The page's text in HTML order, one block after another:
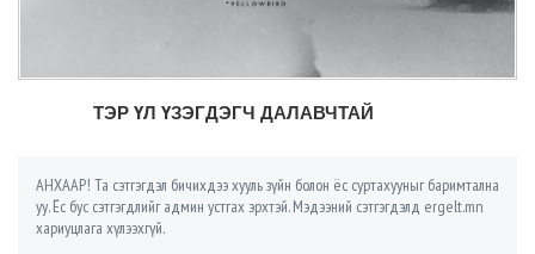
ТЭР ҮЛ ҮЗЭГДЭГЧ ДАЛАВЧТАЙ
АНХААР! Та сэтгэгдэл бичихдээ хууль зүйн болон ёс суртахууныг баримтална
уу. Ёс бус сэтгэгдлийг админ устгах эрхтэй. Мэдээний сэтгэгдэлд ergelt.mn
хариуцлага хүлээхгүй.